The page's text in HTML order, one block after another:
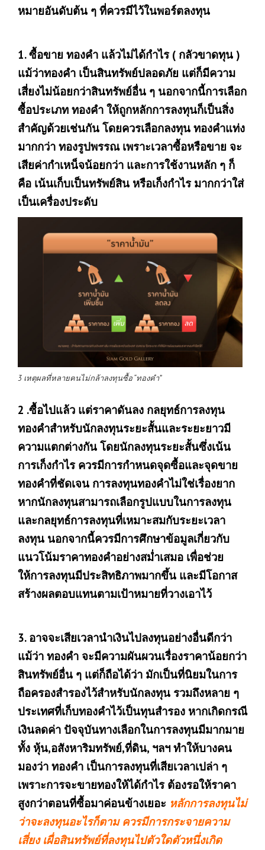
หมายอันดับต้น ๆ ที่ควรมีไว้ในพอร์ตลงทุน
1. ซื้อขาย ทองคำ แล้วไม่ได้กำไร ( กลัวขาดทุน )
แม้ว่าทองคำ เป็นสินทรัพย์ปลอดภัย แต่ก็มีความ
เสี่ยงไม่น้อยกว่าสินทรัพย์อื่น ๆ นอกจากนี้การเลือก
ซื้อประเภท ทองคำ ให้ถูกหลักการลงทุนก็เป็นสิ่ง
สำคัญด้วยเช่นกัน โดยควรเลือกลงทุน ทองคำแท่ง
มากกว่า ทองรูปพรรณ เพราะเวลาซื้อหรือขาย จะ
เสียค่ากำเหน็จน้อยกว่า และการใช้งานหลัก ๆ ก็
คือ เน้นเก็บเป็นทรัพย์สิน หรือเก็งกำไร มากกว่าใส่
เป็นเครื่องประดับ
3 เหตุผลที่หลายคนไม่กล้าลงทุนซื้อ “ทองคำ”
2 .ซื้อไปแล้ว แต่ราคาดันลง กลยุทธ์การลงทุน
ทองคำสำหรับนักลงทุนระยะสั้นและระยะยาวมี
ความแตกต่างกัน โดยนักลงทุนระยะสั้นซึ่งเน้น
การเก็งกำไร ควรมีการกำหนดจุดซื้อและจุดขาย
ทองคำที่ชัดเจน การลงทุนทองคำไม่ใช่เรื่องยาก
หากนักลงทุนสามารถเลือกรูปแบบในการลงทุน
และกลยุทธ์การลงทุนที่เหมาะสมกับระยะเวลา
ลงทุน นอกจากนี้ควรมีการศึกษาข้อมูลเกี่ยวกับ
แนวโน้มราคาทองคำอย่างสม่ำเสมอ เพื่อช่วย
ให้การลงทุนมีประสิทธิภาพมากขึ้น และมีโอกาส
สร้างผลตอบแทนตามเป้าหมายที่วางเอาไว้
3. อาจจะเสียเวลานำเงินไปลงทุนอย่างอื่นดีกว่า
แม้ว่า ทองคำ จะมีความผันผวนเรื่องราคาน้อยกว่า
สินทรัพย์อื่น ๆ แต่ก็ถือได้ว่า มักเป็นที่นิยมในการ
ถือครองสำรองไว้สำหรับนักลงทุน รวมถึงหลาย ๆ
ประเทศที่เก็บทองคำไว้เป็นทุนสำรอง หากเกิดกรณี
เงินลดค่า ปัจจุบันทางเลือกในการลงทุนมีมากมาย
ทั้ง หุ้น,อสังหาริมทรัพย์,ที่ดิน, ฯลฯ ทำให้บางคน
มองว่า ทองคำ เป็นการลงทุนที่เสียเวลาเปล่า ๆ
เพราะการจะขายทองให้ได้กำไร ต้องรอให้ราคา
สูงกว่าตอนที่ซื้อมาค่อนข้างเยอะ หลักการลงทุนไม่
ว่าจะลงทุนอะไรก็ตาม ควรมีการกระจายความ
เสี่ยง เผื่อสินทรัพย์ที่ลงทุนไปตัวใดตัวหนึ่งเกิด